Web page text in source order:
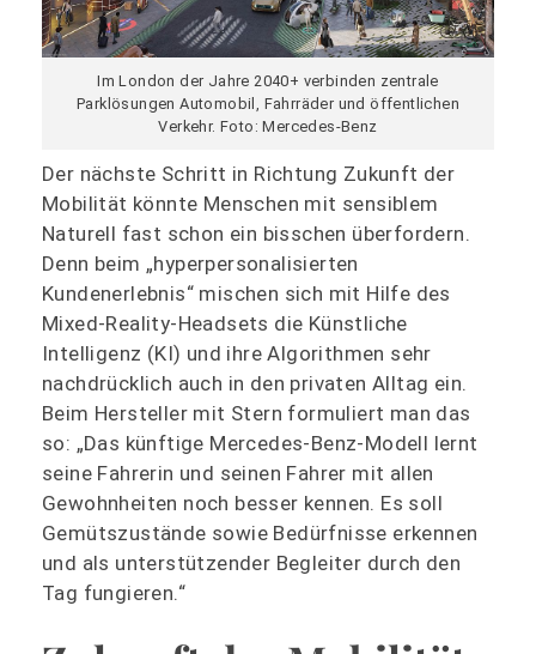
Im London der Jahre 2040+ verbinden zentrale
Parklösungen Automobil, Fahrräder und öffentlichen
Verkehr. Foto: Mercedes-Benz
Der nächste Schritt in Richtung Zukunft der
Mobilität könnte Menschen mit sensiblem
Naturell fast schon ein bisschen überfordern.
Denn beim „hyperpersonalisierten
Kundenerlebnis“ mischen sich mit Hilfe des
Mixed-Reality-Headsets die Künstliche
Intelligenz (KI) und ihre Algorithmen sehr
nachdrücklich auch in den privaten Alltag ein.
Beim Hersteller mit Stern formuliert man das
so: „Das künftige Mercedes-Benz-Modell lernt
seine Fahrerin und seinen Fahrer mit allen
Gewohnheiten noch besser kennen. Es soll
Gemütszustände sowie Bedürfnisse erkennen
und als unterstützender Begleiter durch den
Tag fungieren.“